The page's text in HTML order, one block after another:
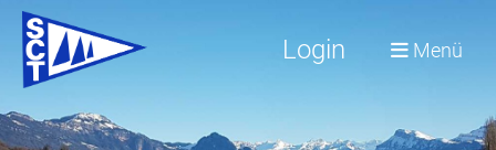
Login Menü